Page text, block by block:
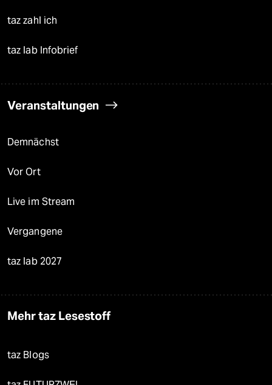
taz zahl ich
taz lab Infobrief
Veranstaltungen
Demnächst
Vor Ort
Live im Stream
Vergangene
taz lab 2027
Mehr taz Lesestoff
taz Blogs